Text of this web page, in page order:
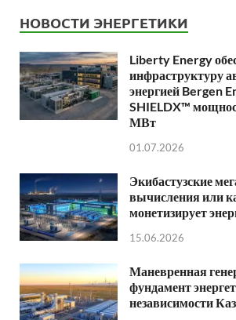
НОВОСТИ ЭНЕРГЕТИКИ
Liberty Energy
инфраструктуру
энергией Bergen
SHIELDX™
МВт
01.07.2026
Экибастузские
вычисления или
монетизирует
15.06.2026
Маневренная
фундамент
независимости